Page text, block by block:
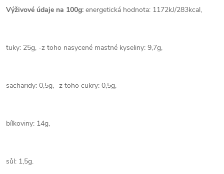
Výživové údaje na 100g: energetická hodnota: 1172kJ/283kcal,
tuky: 25g, -z toho nasycené mastné kyseliny: 9,7g,
sacharidy: 0,5g, -z toho cukry: 0,5g,
bílkoviny: 14g,
sůl: 1,5g.